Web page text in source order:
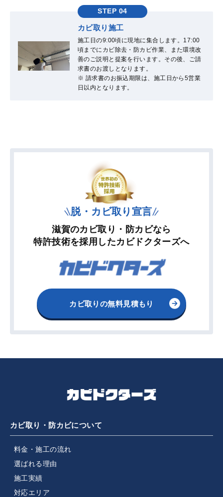
STEP 04
カビ取り施工
施工日の9:00頃に現地に集合します。17:00
頃までにカビ除去・防カビ作業、また環境改
善のご説明と提案を行います。その後、ご請
求書のお渡しとなります。
※ 請求書のお振込期限は、施工日から5営業
日以内となります。
脱・カビ取り宣言
滋賀のカビ取り・防カビなら
特許技術を採用したカビドクターズへ
カビ取りの無料見積もり
カビ取り・防カビについて
料金・施工の流れ
選ばれる理由
施工実績
対応エリア